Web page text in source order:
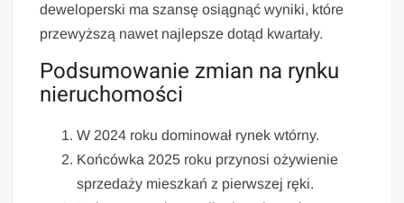
deweloperski ma szansę osiągnąć wyniki, które
przewyższą nawet najlepsze dotąd kwartały.
Podsumowanie zmian na rynku
nieruchomości
W 2024 roku dominował rynek wtórny.
Końcówka 2025 roku przynosi ożywienie
sprzedaży mieszkań z pierwszej ręki.